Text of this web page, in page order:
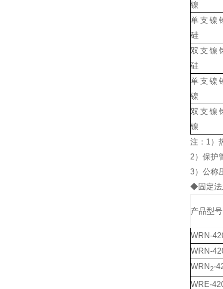
镍
单支镍
硅
双支镍
硅
单支镍
镍
双支镍
镍
注：1）
2）保护
3）公称
◆固定法
产品型号
WRN-
WRN-
WRN 2-
WRE-